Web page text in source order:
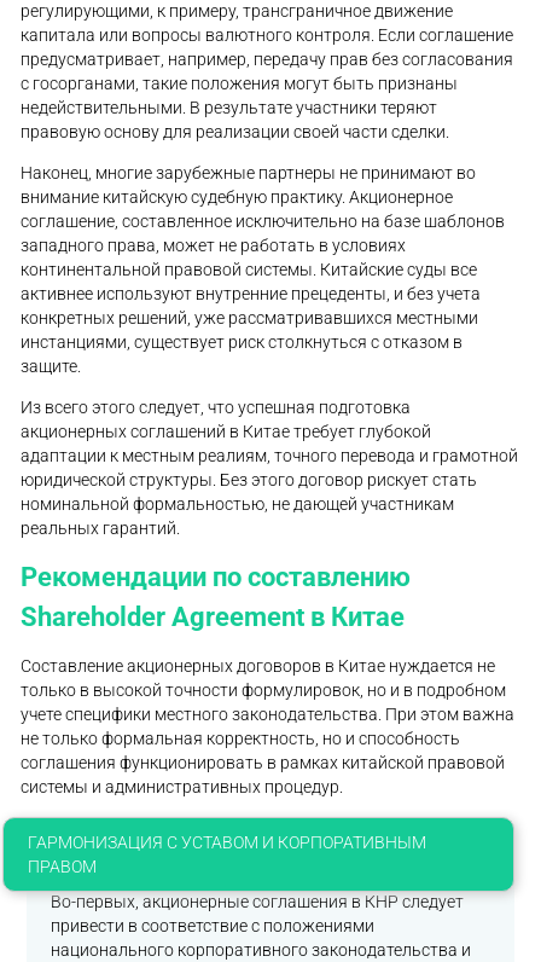
регулирующими, к примеру, трансграничное движение
капитала или вопросы валютного контроля. Если соглашение
предусматривает, например, передачу прав без согласования
с госорганами, такие положения могут быть признаны
недействительными. В результате участники теряют
правовую основу для реализации своей части сделки.
Наконец, многие зарубежные партнеры не принимают во
внимание китайскую судебную практику. Акционерное
соглашение, составленное исключительно на базе шаблонов
западного права, может не работать в условиях
континентальной правовой системы. Китайские суды все
активнее используют внутренние прецеденты, и без учета
конкретных решений, уже рассматривавшихся местными
инстанциями, существует риск столкнуться с отказом в
защите.
Из всего этого следует, что успешная подготовка
акционерных соглашений в Китае требует глубокой
адаптации к местным реалиям, точного перевода и грамотной
юридической структуры. Без этого договор рискует стать
номинальной формальностью, не дающей участникам
реальных гарантий.
Рекомендации по составлению
Shareholder Agreement в Китае
Составление акционерных договоров в Китае нуждается не
только в высокой точности формулировок, но и в подробном
учете специфики местного законодательства. При этом важна
не только формальная корректность, но и способность
соглашения функционировать в рамках китайской правовой
системы и административных процедур.
ГАРМОНИЗАЦИЯ С УСТАВОМ И КОРПОРАТИВНЫМ
ПРАВОМ
Во-первых, акционерные соглашения в КНР следует
привести в соответствие с положениями
национального корпоративного законодательства и